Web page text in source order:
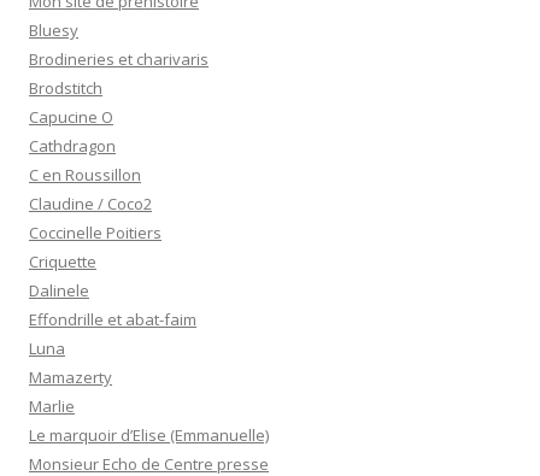
Bluesy
Brodineries et charivaris
Brodstitch
Capucine O
Cathdragon
C en Roussillon
Claudine / Coco2
Coccinelle Poitiers
Criquette
Dalinele
Effondrille et abat-faim
Luna
Mamazerty
Marlie
Le marquoir d’Elise (Emmanuelle)
Monsieur Echo de Centre presse